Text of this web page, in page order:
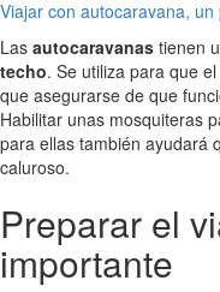
Viajar con autocaravana,
Las autocaravanas tienen
techo. Se utiliza para que
que asegurarse de que
Habilitar unas mosquiteras
para ellas también ayudará
caluroso.
Preparar el
importante